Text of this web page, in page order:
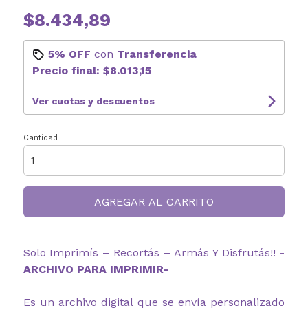
$8.434,89
5% OFF con Transferencia
Precio final: $8.013,15
Ver cuotas y descuentos
Cantidad
AGREGAR AL CARRITO
Solo Imprimís – Recortás – Armás Y Disfrutás!! -
ARCHIVO PARA IMPRIMIR-
Es un archivo digital que se envía personalizado